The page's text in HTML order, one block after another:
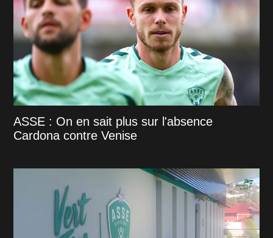
ASSE : On en sait plus sur l'absence
Cardona contre Venise